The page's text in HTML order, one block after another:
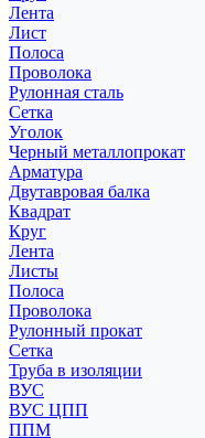
Лента
Лист
Полоса
Проволока
Рулонная сталь
Сетка
Уголок
Черный металлопрокат
Арматура
Двутавровая балка
Квадрат
Круг
Лента
Листы
Полоса
Проволока
Рулонный прокат
Сетка
Труба в изоляции
ВУС
ВУС ЦПП
ППМ